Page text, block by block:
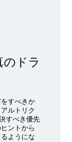
ドラ
すべきか
ルトリク
すべき優先
ントから
ようにな